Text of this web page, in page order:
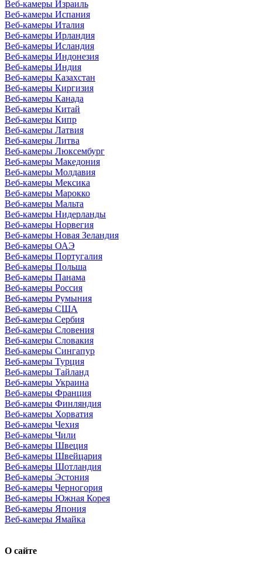
Веб-камеры Израиль
Веб-камеры Испания
Веб-камеры Италия
Веб-камеры Ирландия
Веб-камеры Исландия
Веб-камеры Индонезия
Веб-камеры Индия
Веб-камеры Казахстан
Веб-камеры Киргизия
Веб-камеры Канада
Веб-камеры Китай
Веб-камеры Кипр
Веб-камеры Латвия
Веб-камеры Литва
Веб-камеры Люксембург
Веб-камеры Македония
Веб-камеры Молдавия
Веб-камеры Мексика
Веб-камеры Марокко
Веб-камеры Мальта
Веб-камеры Нидерланды
Веб-камеры Норвегия
Веб-камеры Новая Зеландия
Веб-камеры ОАЭ
Веб-камеры Португалия
Веб-камеры Польша
Веб-камеры Панама
Веб-камеры Россия
Веб-камеры Румыния
Веб-камеры США
Веб-камеры Сербия
Веб-камеры Словения
Веб-камеры Словакия
Веб-камеры Сингапур
Веб-камеры Турция
Веб-камеры Тайланд
Веб-камеры Украина
Веб-камеры Франция
Веб-камеры Финляндия
Веб-камеры Хорватия
Веб-камеры Чехия
Веб-камеры Чили
Веб-камеры Швеция
Веб-камеры Швейцария
Веб-камеры Шотландия
Веб-камеры Эстония
Веб-камеры Черногория
Веб-камеры Южная Корея
Веб-камеры Япония
Веб-камеры Ямайка
О сайте